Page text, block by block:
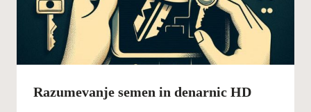
Razumevanje semen in denarnic HD